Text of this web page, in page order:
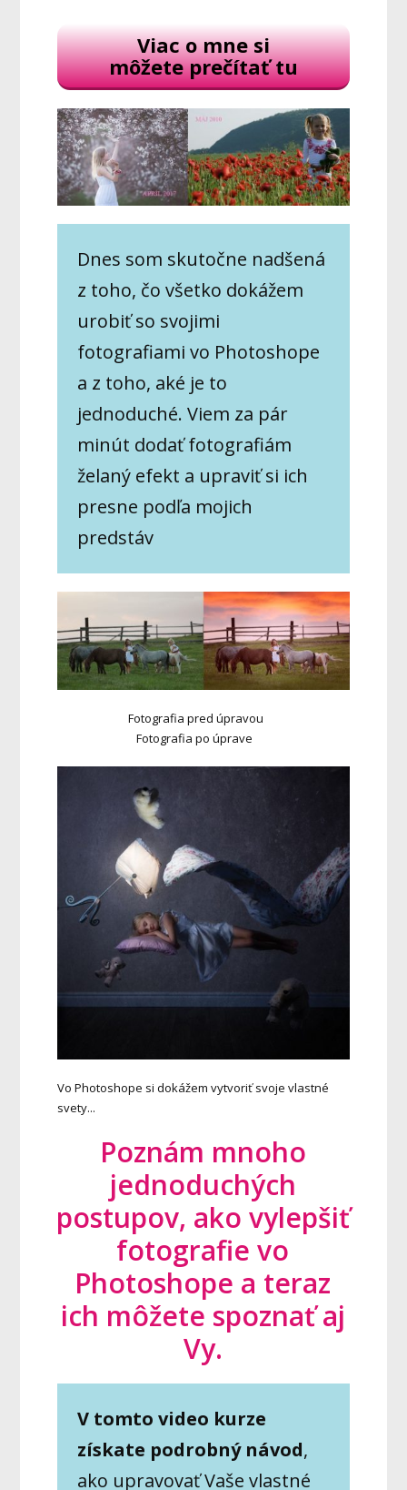
Viac o mne si
môžete prečítať tu
Dnes som skutočne nadšená
z toho, čo všetko dokážem
urobiť so svojimi
fotografiami vo Photoshope
a z toho, aké je to
jednoduché. Viem za pár
minút dodať fotografiám
želaný efekt a upraviť si ich
presne podľa mojich
predstáv
Fotografia pred úpravou
Fotografia po úprave
Vo Photoshope si dokážem vytvoriť svoje vlastné
svety...
Poznám mnoho
jednoduchých
postupov, ako vylepšiť
fotografie vo
Photoshope a teraz
ich môžete spoznať aj
Vy.
V tomto video kurze
získate podrobný návod,
ako upravovať Vaše vlastné